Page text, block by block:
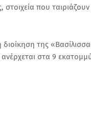
που
της
στα 9